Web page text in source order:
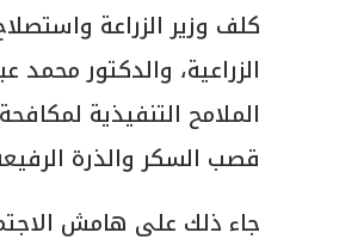
كلف وزير الزراعة
الزراعية، والدكتور محمد
الملامح التنفيذية
قصب السكر والذرة
جاء ذلك على هامش